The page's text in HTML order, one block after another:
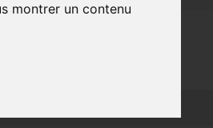
montrer un contenu